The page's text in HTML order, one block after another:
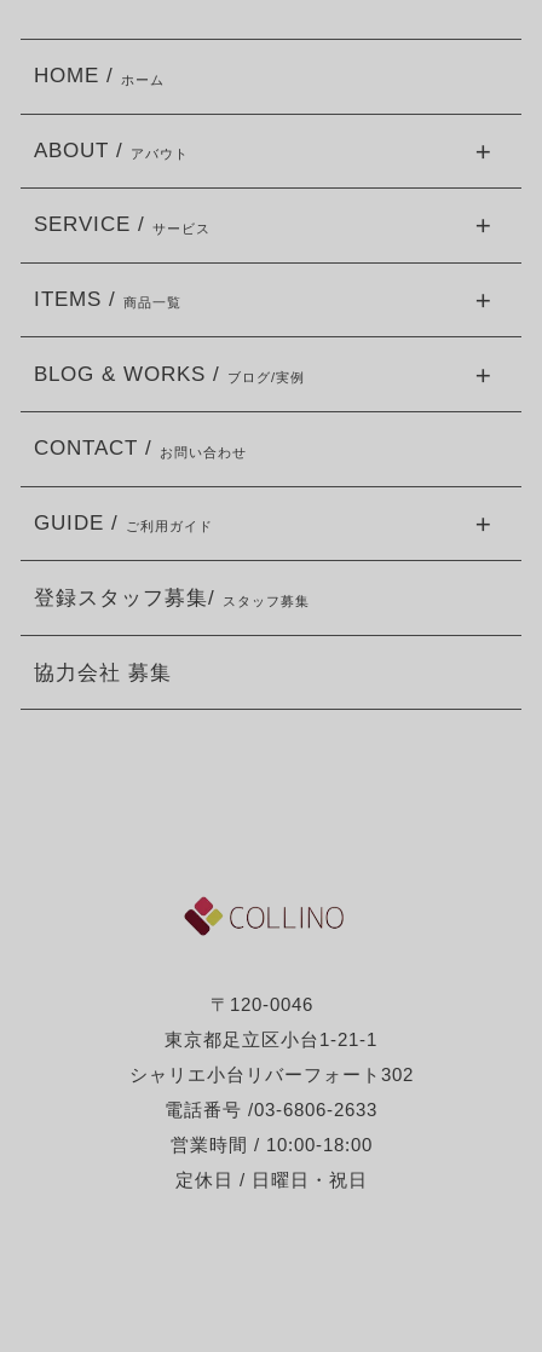
〒120-0046
東京都足立区小台1-21-1
シャリエ小台リバーフォート302
電話番号 /03-6806-2633
営業時間 / 10:00-18:00
定休日 / 日曜日・祝日
HOME / ホーム
ABOUT / アバウト
SERVICE / サービス
ITEMS / 商品一覧
BLOG & WORKS / ブログ/実例
CONTACT / お問い合わせ
GUIDE / ご利用ガイド
登録スタッフ募集/ スタッフ募集
協力会社 募集